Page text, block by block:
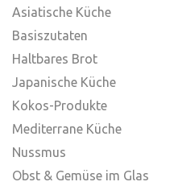
Asiatische Küche
Basiszutaten
Haltbares Brot
Japanische Küche
Kokos-Produkte
Mediterrane Küche
Nussmus
Obst & Gemüse im Glas